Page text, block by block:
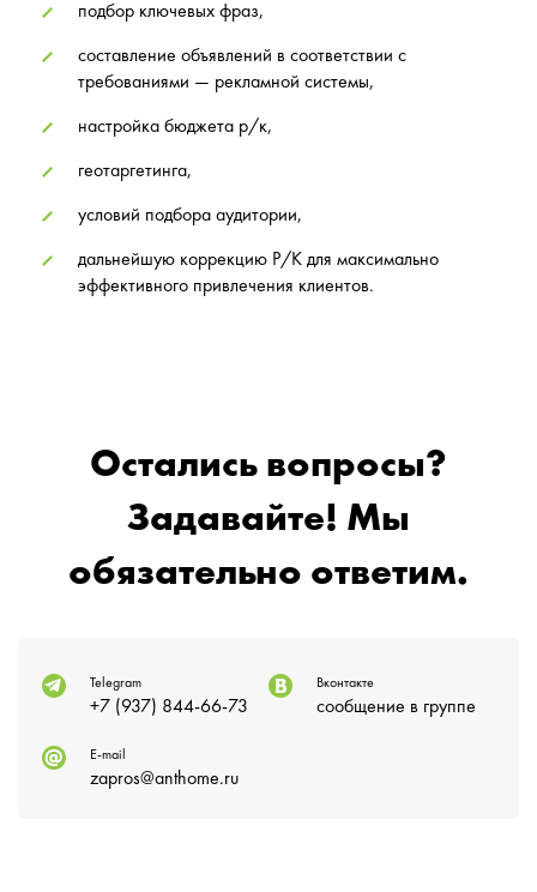
подбор ключевых фраз,
составление объявлений в соответствии с
требованиями — рекламной системы,
настройка бюджета р/к,
геотаргетинга,
условий подбора аудитории,
дальнейшую коррекцию Р/К для максимально
эффективного привлечения клиентов.
Остались вопросы?
Задавайте! Мы
обязательно ответим.
Telegram
+7 (937) 844-66-73
Вконтакте
сообщение в группе
E-mail
zapros@anthome.ru